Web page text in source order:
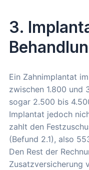
3.
Ein Zahnimplantat
zwischen 1.800 und
sogar 2.500 bis
Implantat jedoch
zahlt den
(Befund 2.1), also
Den Rest der
Zusatzversicherung